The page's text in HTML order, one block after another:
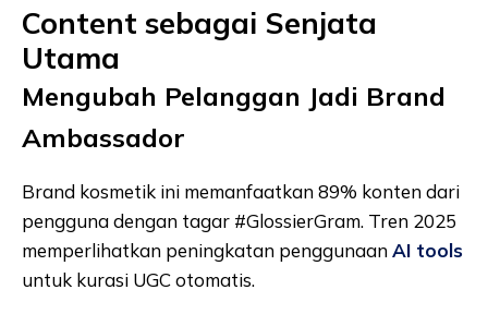
Content sebagai Senjata
Utama
Mengubah Pelanggan Jadi Brand
Ambassador
Brand kosmetik ini memanfaatkan 89% konten dari
pengguna dengan tagar #GlossierGram. Tren 2025
memperlihatkan peningkatan penggunaanAI tools
untuk kurasi UGC otomatis.